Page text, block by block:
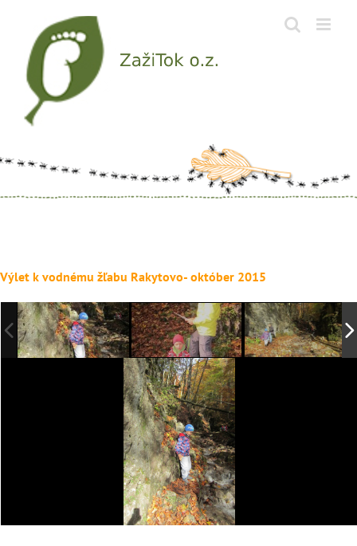
content
Výlet k vodnému žľabu Rakytovo- október 2015